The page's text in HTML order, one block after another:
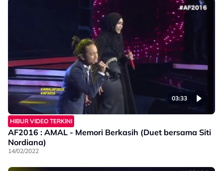
03:33
HIBUR VIDEO TERKINI
AF2016 : AMAL - Memori Berkasih (Duet bersama Siti
Nordiana)
14/02/2022